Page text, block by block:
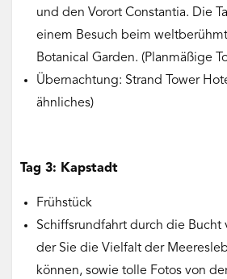
und den Vorort Constantia. Die
einem Besuch beim
Botanical Garden. (Planmäßige
Übernachtung: Strand Tower
ähnliches)
Tag 3: Kapstadt
Frühstück
Schiffsrundfahrt durch die Bucht
der Sie die Vielfalt der
können, sowie tolle Fotos von